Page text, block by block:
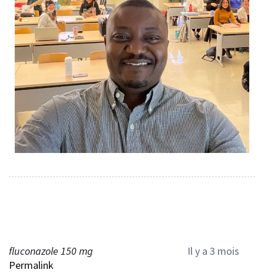
fluconazole 150 mg
Il y a 3 mois
Permalink